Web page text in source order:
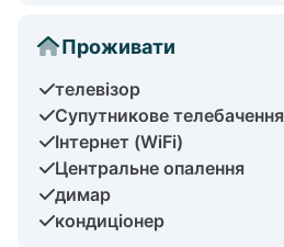
Проживати
телевізор
Супутникове телебачення
Інтернет (WiFi)
Центральне опалення
димар
кондиціонер